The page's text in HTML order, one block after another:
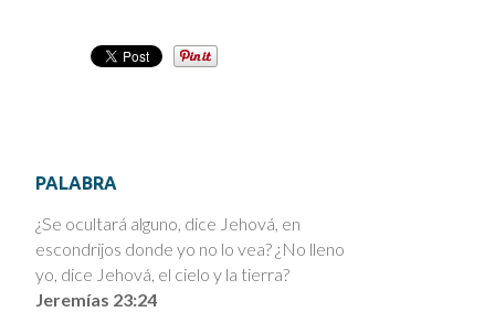
PALABRA
¿Se ocultará alguno, dice Jehová, en
escondrijos donde yo no lo vea? ¿No lleno
yo, dice Jehová, el cielo y la tierra?
Jeremías 23:24